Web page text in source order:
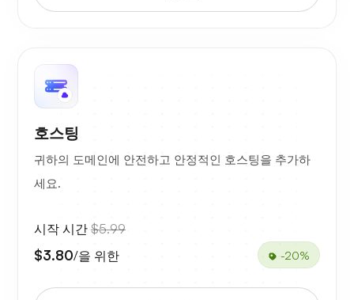
호스팅
귀하의 도메인에 안전하고 안정적인 호스팅을 추가하
세요.
시작 시간 $5.99
$3.80/을 위한 -20%